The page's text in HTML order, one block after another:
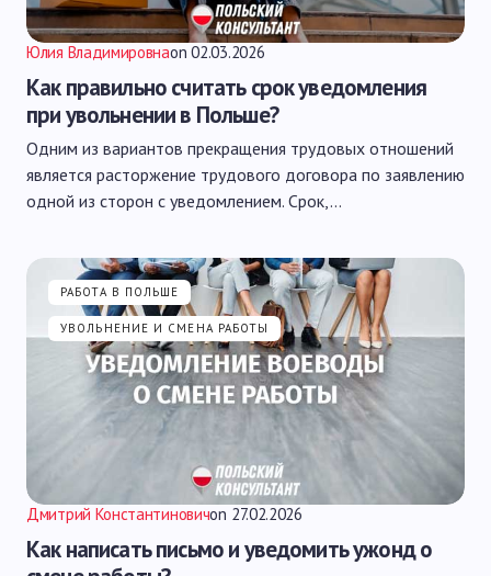
Юлия Владимировнаon 02.03.2026
Как правильно считать срок уведомления
при увольнении в Польше?
Одним из вариантов прекращения трудовых отношений
является расторжение трудового договора по заявлению
одной из сторон с уведомлением. Срок,…
РАБОТА В ПОЛЬШЕ
УВОЛЬНЕНИЕ И СМЕНА РАБОТЫ
Дмитрий Константиновичon 27.02.2026
Как написать письмо и уведомить ужонд о